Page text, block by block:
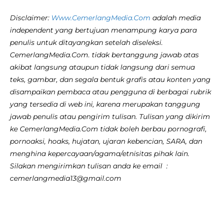
Disclaimer: Www.CemerlangMedia.Com adalah media
independent yang bertujuan menampung karya para
penulis untuk ditayangkan setelah diseleksi.
CemerlangMedia.Com. tidak bertanggung jawab atas
akibat langsung ataupun tidak langsung dari semua
teks, gambar, dan segala bentuk grafis atau konten yang
disampaikan pembaca atau pengguna di berbagai rubrik
yang tersedia di web ini, karena merupakan tanggung
jawab penulis atau pengirim tulisan. Tulisan yang dikirim
ke CemerlangMedia.Com tidak boleh berbau pornografi,
pornoaksi, hoaks, hujatan, ujaran kebencian, SARA, dan
menghina kepercayaan/agama/etnisitas pihak lain.
Silakan mengirimkan tulisan anda ke email :
cemerlangmedia13@gmail.com